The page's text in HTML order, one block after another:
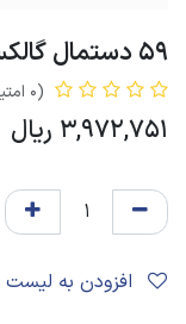
59 دستمال گالکسی صدفی
(0 امتیاز)
3,972,751 ریال